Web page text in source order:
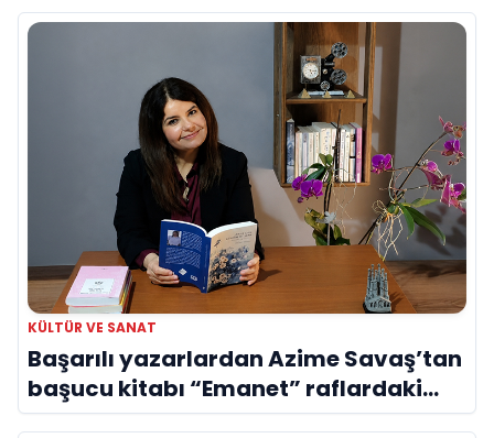
KÜLTÜR VE SANAT
Başarılı yazarlardan Azime Savaş’tan
başucu kitabı “Emanet” raflardaki
yerini aldı